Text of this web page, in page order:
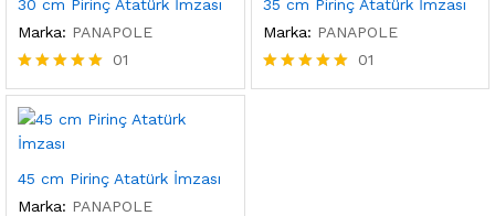
30 cm Pirinç Atatürk İmzası
Marka: PANAPOLE
5 üzerinden
5.00
oy aldı
01
35 cm Pirinç Atatürk İmzası
Marka: PANAPOLE
5 üzerinden
01
45 cm Pirinç Atatürk İmzası
Marka: PANAPOLE